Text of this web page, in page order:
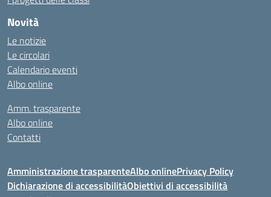
Novità
Le notizie
Le circolari
Calendario eventi
Albo online
Amm. trasparente
Albo online
Contatti
Amministrazione trasparenteAlbo onlinePrivacy Policy
Dichiarazione di accessibilitàObiettivi di accessibilità